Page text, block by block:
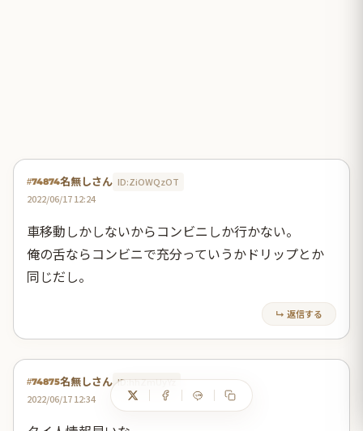
#74874名無しさん ID:ZiOWQzOT
2022/06/17 12:24
車移動しかしないからコンビニしか行かない。
俺の舌ならコンビニで充分っていうかドリップとか
同じだし。
↳ 返信する
#74875名無しさん ID:hhZmUyYz
2022/06/17 12:34